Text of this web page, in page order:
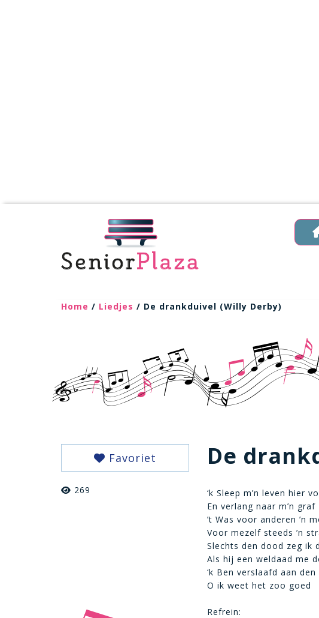
Home / Liedjes / De drankduivel (Willy Derby)
Favoriet
269
De
‘k Sleep m’n leven hier
En verlang naar m’n graf
’t Was voor anderen ’n
Voor mezelf steeds ’n
Slechts den dood zeg ik
Als hij een weldaad me
‘k Ben verslaafd aan den
O ik weet het zoo goed
Refrein: